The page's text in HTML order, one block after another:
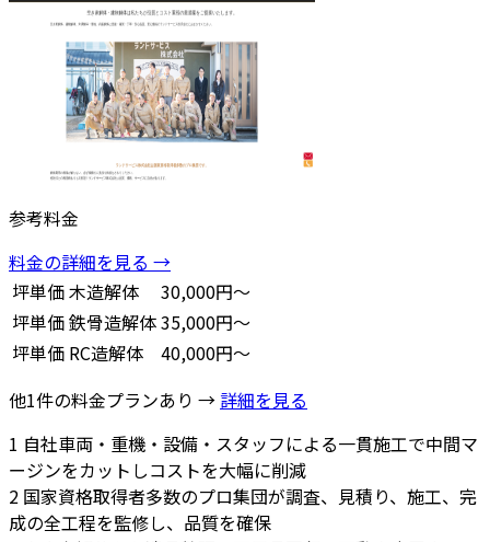
参考料金
料金の詳細を見る →
坪単価木造解体
30,000円～
坪単価鉄骨造解体35,000円～
坪単価 RC造解体
40,000円～
他1件の料金プランあり → 詳細を見る
1 自社車両・重機・設備・スタッフによる一貫施工で中間マ
ージンをカットしコストを大幅に削減
2 国家資格取得者多数のプロ集団が調査、見積り、施工、完
成の全工程を監修し、品質を確保